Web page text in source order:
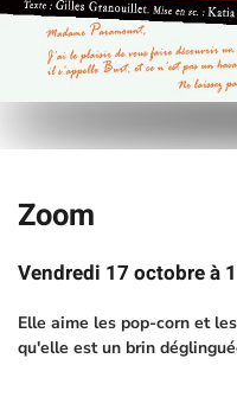
Zoom
Vendredi 17 octobre à
Elle aime les pop-corn et
qu'elle est un brin